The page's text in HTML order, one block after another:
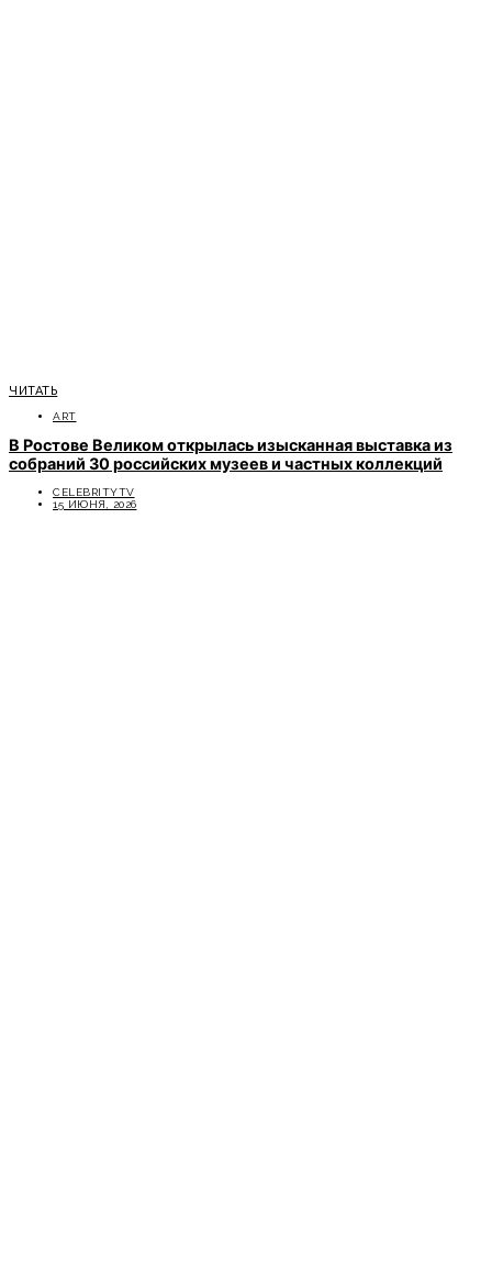
ЧИТАТЬ
ART
В Ростове Великом открылась изысканная выставка из
собраний 30 российских музеев и частных коллекций
CELEBRITYTV
15 ИЮНЯ, 2026